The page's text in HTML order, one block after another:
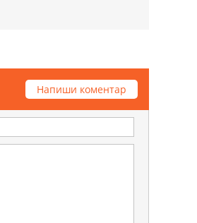
Напиши коментар